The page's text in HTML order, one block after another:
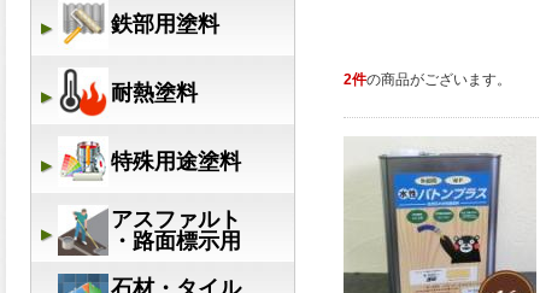
2件の商品がございます。